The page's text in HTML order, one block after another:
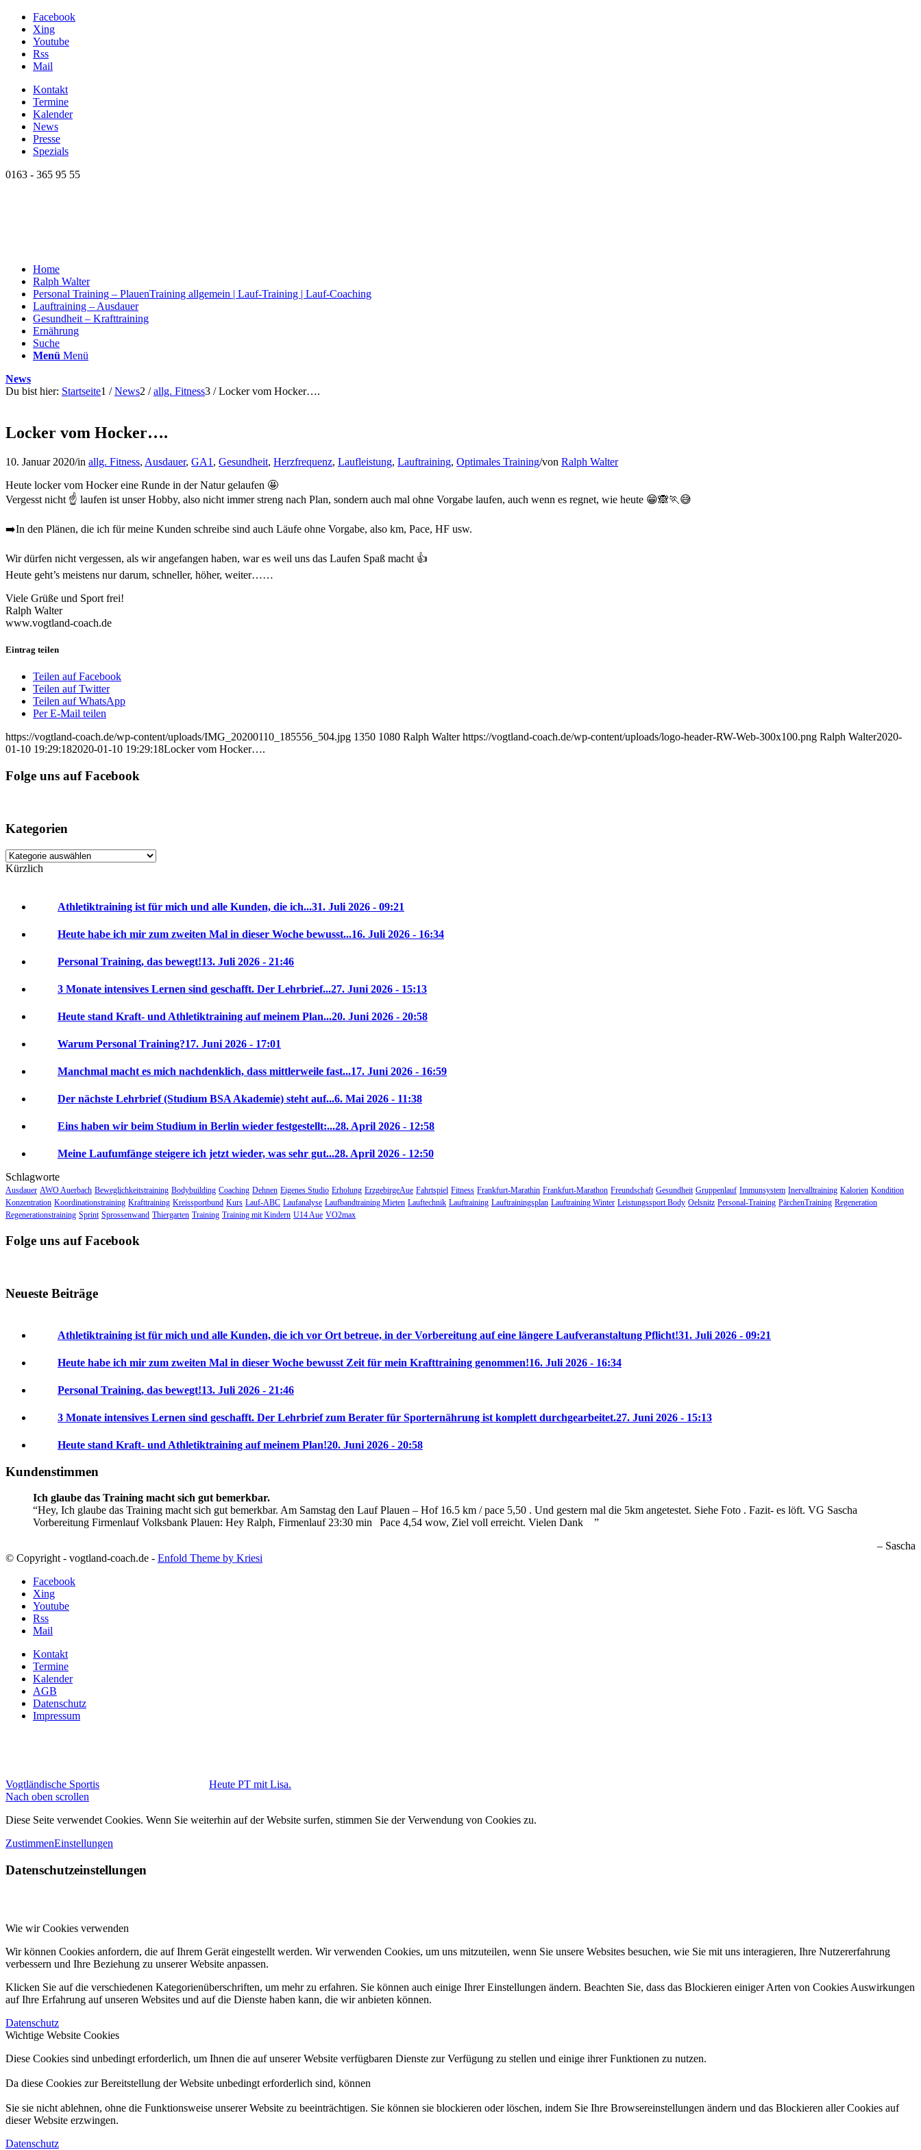
Facebook
Xing
Youtube
Rss
Mail
Kontakt
Termine
Kalender
News
Presse
Spezials
0163 - 365 95 55
Home
Ralph Walter
Personal Training – PlauenTraining allgemein | Lauf-Training | Lauf-Coaching
Lauftraining – Ausdauer
Gesundheit – Krafttraining
Ernährung
Suche
Menü Menü
News
Du bist hier: Startseite1 / News2 / allg. Fitness3 / Locker vom Hocker….
Locker vom Hocker….
10. Januar 2020/in allg. Fitness, Ausdauer, GA1 , Gesundheit, Herzfrequenz, Laufleistung, Lauftraining, Optimales Training/von Ralph Walter
Heute locker vom Hocker eine Runde in der Natur gelaufen 🤩
Vergesst nicht ☝️ laufen ist unser Hobby, also nicht immer streng nach Plan, sondern auch mal ohne Vorgabe laufen, auch wenn es regnet, wie heute 😁🙈🏃😅
➡️In den Plänen, die ich für meine Kunden schreibe sind auch Läufe ohne Vorgabe, also km, Pace, HF usw.
Wir dürfen nicht vergessen, als wir angefangen haben, war es weil uns das Laufen Spaß macht 👍
Heute geht’s meistens nur darum, schneller, höher, weiter……
Viele Grüße und Sport frei!
Ralph Walter
www.vogtland-coach.de
Eintrag teilen
Teilen auf Facebook
Teilen auf Twitter
Teilen auf WhatsApp
Per E-Mail teilen
https://vogtland-coach.de/wp-content/uploads/IMG_20200110_185556_504.jpg 1350 1080 Ralph Walter https://vogtland-coach.de/wp-content/uploads/logo-header-RW-Web-300x100.png Ralph Walter2020-
01-10 19:29:182020-01-10 19:29:18Locker vom Hocker….
Folge uns auf Facebook
Kategorien
Kategorien
Kürzlich
Athletiktraining ist für mich und alle Kunden, die ich...31. Juli 2026 - 09:21
Heute habe ich mir zum zweiten Mal in dieser Woche bewusst...16. Juli 2026 - 16:34
Personal Training, das bewegt!13. Juli 2026 - 21:46
3 Monate intensives Lernen sind geschafft. Der Lehrbrief...27. Juni 2026 - 15:13
Heute stand Kraft- und Athletiktraining auf meinem Plan...20. Juni 2026 - 20:58
Warum Personal Training?17. Juni 2026 - 17:01
Manchmal macht es mich nachdenklich, dass mittlerweile fast...17. Juni 2026 - 16:59
Der nächste Lehrbrief (Studium BSA Akademie) steht auf...6. Mai 2026 - 11:38
Eins haben wir beim Studium in Berlin wieder festgestellt:...28. April 2026 - 12:58
Meine Laufumfänge steigere ich jetzt wieder, was sehr gut...28. April 2026 - 12:50
Schlagworte
Ausdauer AWO Auerbach Beweglichkeitstraining Bodybuilding Coaching Dehnen Eigenes Studio Erholung ErzgebirgeAue Fahrtspiel Fitness Frankfurt-Marathin Frankfurt-Marathon Freundschaft Gesundheit Gruppenlauf Immunsystem Inervalltraining Kalorien Kondition
Konzentration Koordinationstraining Krafttraining Kreissportbund Kurs Lauf-ABC Laufanalyse Laufbandtraining Mieten Lauftechnik Lauftraining Lauftrainingsplan Lauftraining Winter Leistungssport Body Oelsnitz Personal-Training PärchenTraining Regeneration
Regenerationstraining Sprint Sprossenwand Thiergarten Training Training mit Kindern U14 Aue VO2max
Folge uns auf Facebook
Neueste Beiträge
Athletiktraining ist für mich und alle Kunden, die ich vor Ort betreue, in der Vorbereitung auf eine längere Laufveranstaltung Pflicht!31. Juli 2026 - 09:21
Heute habe ich mir zum zweiten Mal in dieser Woche bewusst Zeit für mein Krafttraining genommen!16. Juli 2026 - 16:34
Personal Training, das bewegt!13. Juli 2026 - 21:46
3 Monate intensives Lernen sind geschafft. Der Lehrbrief zum Berater für Sporternährung ist komplett durchgearbeitet.27. Juni 2026 - 15:13
Heute stand Kraft- und Athletiktraining auf meinem Plan!20. Juni 2026 - 20:58
Kundenstimmen
Ich glaube das Training macht sich gut bemerkbar.
Hey, Ich glaube das Training macht sich gut bemerkbar. Am Samstag den Lauf Plauen – Hof 16.5 km / pace 5,50 . Und gestern mal die 5km angetestet. Siehe Foto . Fazit- es löft. VG Sascha
Vorbereitung Firmenlauf Volksbank Plauen: Hey Ralph, Firmenlauf 23:30 min
Pace 4,54 wow, Ziel voll erreicht. Vielen Dank
Sascha
© Copyright - vogtland-coach.de - Enfold Theme by Kriesi
Facebook
Xing
Youtube
Rss
Mail
Kontakt
Termine
Kalender
AGB
Datenschutz
Impressum
Vogtländische Sportis
Heute PT mit Lisa.
Nach oben scrollen
Diese Seite verwendet Cookies. Wenn Sie weiterhin auf der Website surfen, stimmen Sie der Verwendung von Cookies zu.
ZustimmenEinstellungen
Datenschutzeinstellungen
Wie wir Cookies verwenden
Wir können Cookies anfordern, die auf Ihrem Gerät eingestellt werden. Wir verwenden Cookies, um uns mitzuteilen, wenn Sie unsere Websites besuchen, wie Sie mit uns interagieren, Ihre Nutzererfahrung
verbessern und Ihre Beziehung zu unserer Website anpassen.
Klicken Sie auf die verschiedenen Kategorienüberschriften, um mehr zu erfahren. Sie können auch einige Ihrer Einstellungen ändern. Beachten Sie, dass das Blockieren einiger Arten von Cookies Auswirkungen
auf Ihre Erfahrung auf unseren Websites und auf die Dienste haben kann, die wir anbieten können.
Datenschutz
Wichtige Website Cookies
Diese Cookies sind unbedingt erforderlich, um Ihnen die auf unserer Website verfügbaren Dienste zur Verfügung zu stellen und einige ihrer Funktionen zu nutzen.
Da diese Cookies zur Bereitstellung der Website unbedingt erforderlich sind, können
Sie sie nicht ablehnen, ohne die Funktionsweise unserer Website zu beeinträchtigen. Sie können sie blockieren oder löschen, indem Sie Ihre Browsereinstellungen ändern und das Blockieren aller Cookies auf
dieser Website erzwingen.
Datenschutz